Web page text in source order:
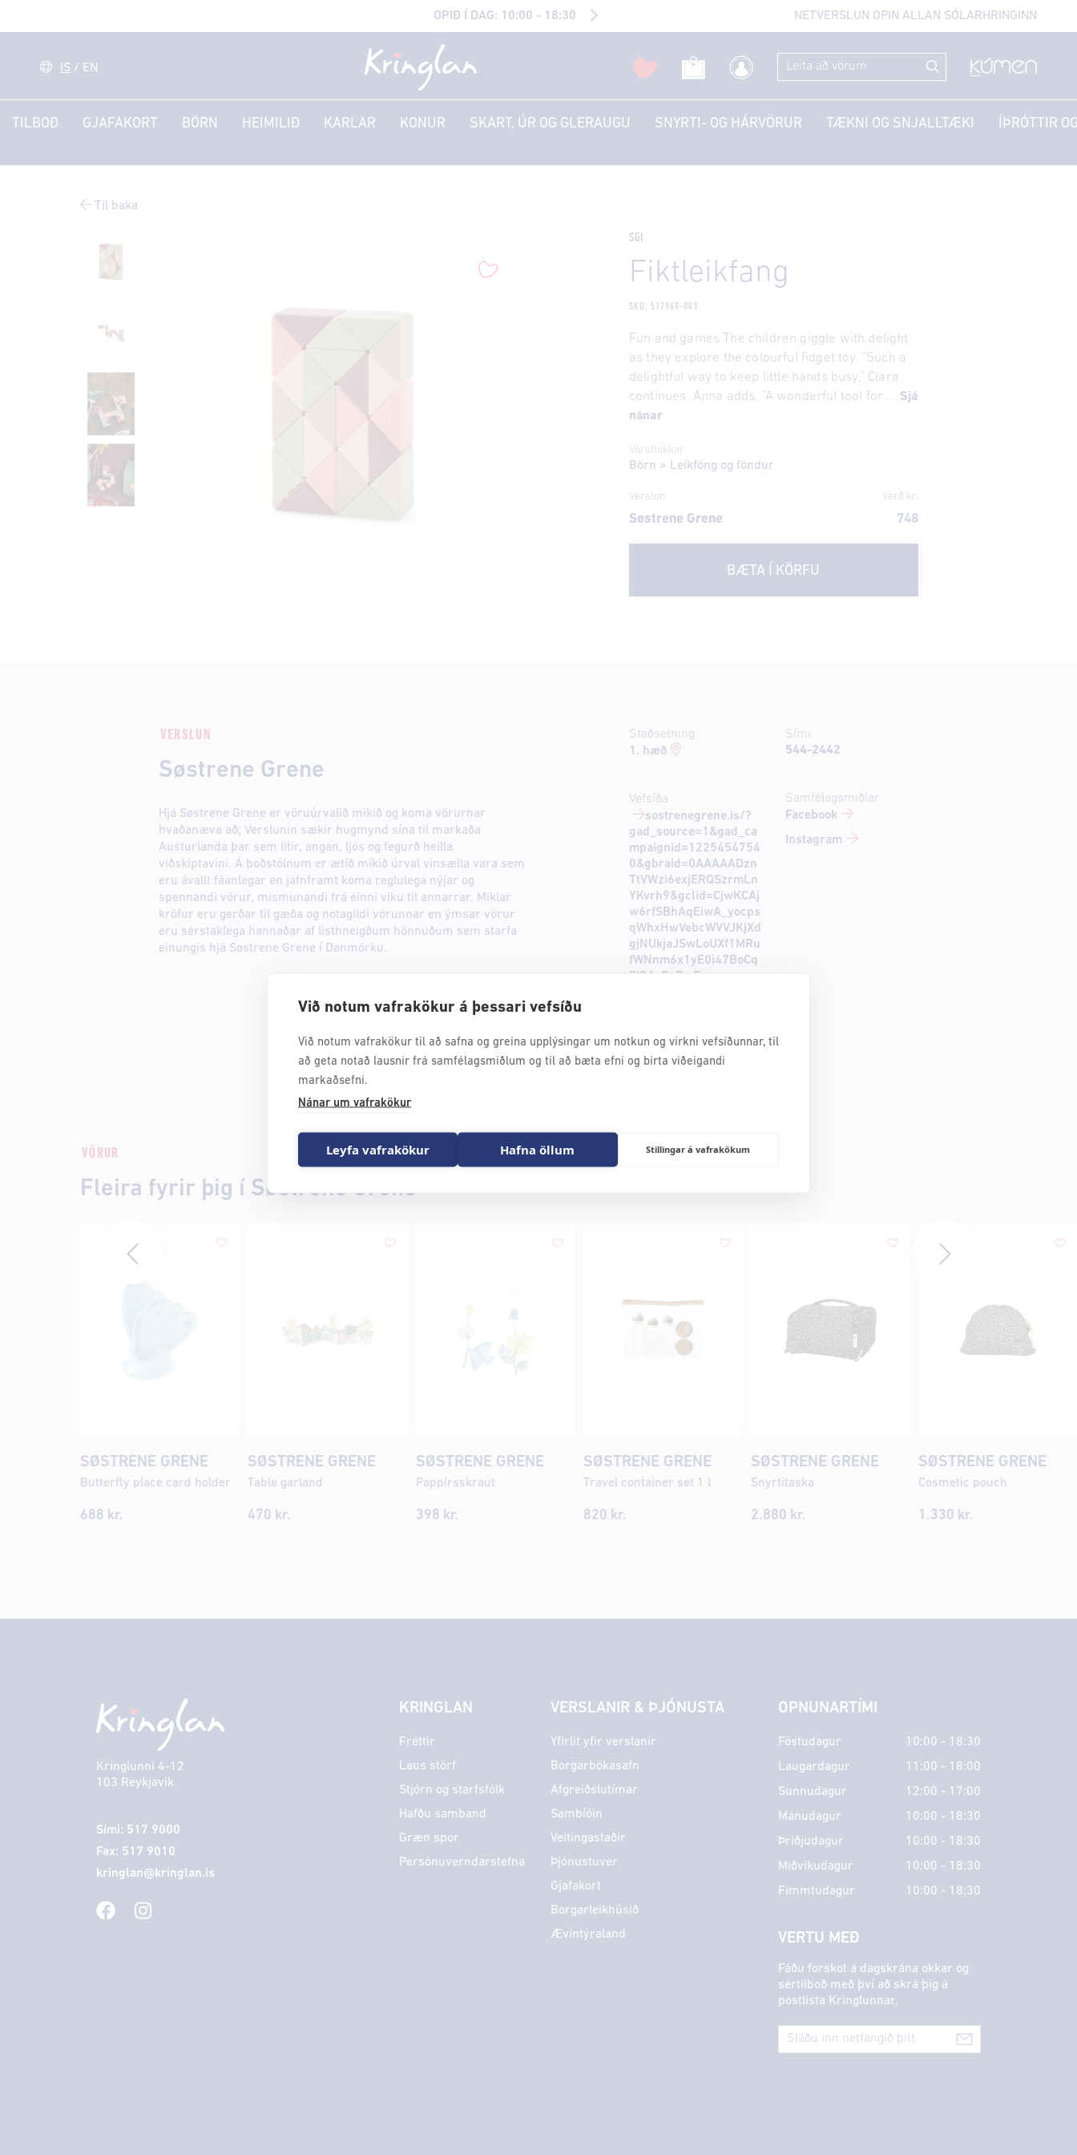
Við notum vafrakökur á þessari vefsíðu
Við notum vafrakökur til að safna og greina upplýsingar um notkun og virkni vefsíðunnar, til
að geta notað lausnir frá samfélagsmiðlum og til að bæta efni og birta viðeigandi
markaðsefni.
Nánar um vafrakökur
Leyfa vafrakökur Hafna öllum Stillingar á vafrakökum
OPIÐ Í DAG: 10:00 - 18:30 NETVERSLUN OPIN ALLAN SÓLARHRINGINN
IS / EN
TILBOÐ GJAFAKORT BÖRN HEIMILIÐ KARLAR KONUR SKART, ÚR OG GLERAUGU SNYRTI- OG HÁRVÖRUR TÆKNI OG SNJALLTÆKI ÍÞRÓTTIR
Til baka
SGI
Fiktleikfang
SKU: 517988-003
Fun and games The children giggle with delight
as they explore the colourful fidget toy. "Such a
delightful way to keep little hands busy," Clara
continues. Anna adds, "A wonderful tool for ... Sjá
nánar
Vöruflokkar
Börn > Leikföng og föndur
Verslun Verð kr.
Søstrene Grene 748
BÆTA Í KÖRFU
VERSLUN
Søstrene Grene
Hjá Søstrene Grene er vöruúrvalið mikið og koma vörurnar
hvaðanæva að; Verslunin sækir hugmynd sína til markaða
Austurlanda þar sem litir, angan, ljós og fegurð heilla
viðskiptavini. Á boðstólnum er ætíð mikið úrval vinsælla vara sem
eru ávallt fáanlegar en jafnframt koma reglulega nýjar og
spennandi vörur, mismunandi frá einni viku til annarrar. Miklar
kröfur eru gerðar til gæða og notagildi vörunnar en ýmsar vörur
eru sérstaklega hannaðar af listhneigðum hönnuðum sem starfa
einungis hjá Søstrene Grene í Danmörku.
Staðsetning
1. hæð
Vefsíða
sostrenegrene.is/?
gad_source=1&gad_ca
mpaignid=1225454754
0&gbraid=0AAAAADzn
TtVWzi6exjERQSzrmLn
YKvrh9&gclid=CjwKCAj
w6rfSBhAqEiwA_yocps
qWhxHwVebcWVVJKjXd
gjNUkjaJSwLoUXf1MRu
fWNnm6x1yE0i47BoCq
7IQAvD_BwE
Sími
544-2442
Samfélagsmiðlar
Facebook
Instagram
VÖRUR
Fleira fyrir þig í Søstrene Grene
SØSTRENE GRENE
Butterfly place card holder
688 kr.
SØSTRENE GRENE
Table garland
470 kr.
SØSTRENE GRENE
Pappírsskraut
398 kr.
SØSTRENE GRENE
Travel container set 1 l
820 kr.
SØSTRENE GRENE
Snyrtitaska
2.880 kr.
SØSTRENE GRENE
Cosmetic pouch
1.330 kr.
Kringlunni 4-12
103 Reykjavik
Sími: 517 9000
Fax: 517 9010
kringlan@kringlan.is
KRINGLAN
Fréttir
Laus störf
Stjórn og starfsfólk
Hafðu samband
Græn spor
Persónuverndarstefna
VERSLANIR & ÞJÓNUSTA
Yfirlit yfir verslanir
Borgarbókasafn
Afgreiðslutímar
Sambíóin
Veitingastaðir
Þjónustuver
Gjafakort
Borgarleikhúsið
Ævintýraland
OPNUNARTÍMI
Föstudagur
10:00 - 18:30
Laugardagur
11:00 - 18:00
Sunnudagur
12:00 - 17:00
Mánudagur
10:00 - 18:30
Þriðjudagur
10:00 - 18:30
Miðvikudagur
10:00 - 18:30
Fimmtudagur
10:00 - 18:30
VERTU MEÐ
Fáðu forskot á dagskrána okkar og
sértilboð með því að skrá þig á
póstlista Kringlunnar.